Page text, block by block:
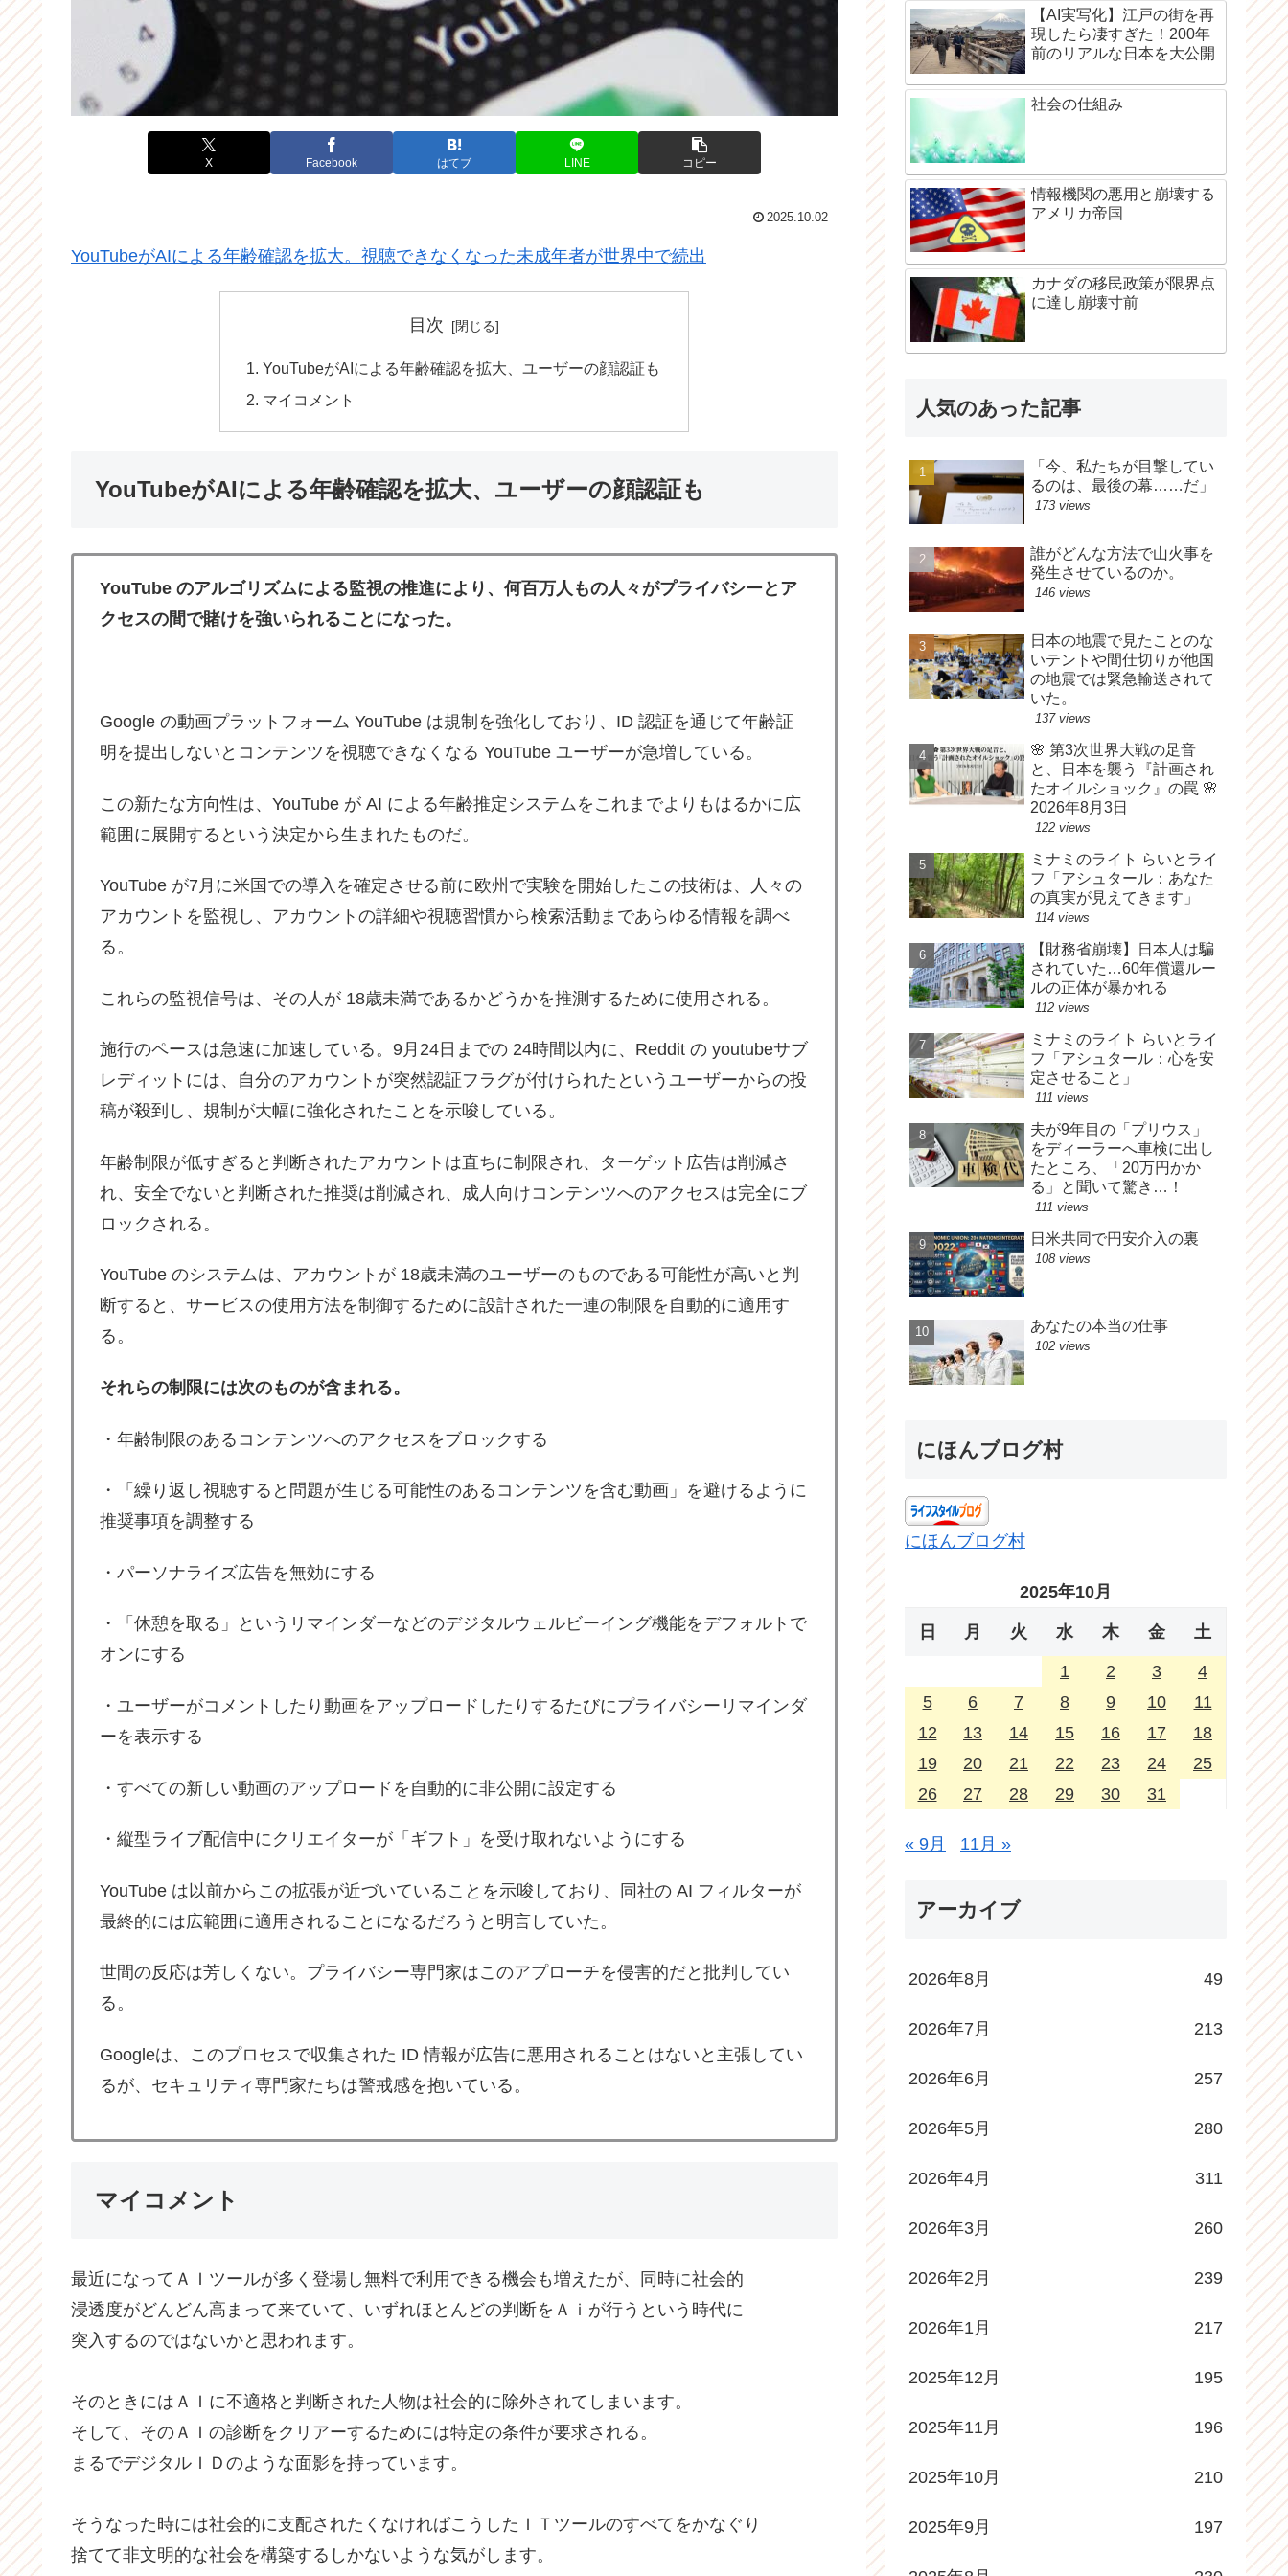
X Facebook はてブ LINE コピー
2025.10.02
YouTubeがAIによる年齢確認を拡大。視聴できなくなった未成年者が世界中で続出
目次
YouTubeがAIによる年齢確認を拡大、ユーザーの顔認証も
マイコメント
YouTubeがAIによる年齢確認を拡大、ユーザーの顔認証も
YouTube のアルゴリズムによる監視の推進により、何百万人もの人々がプライバシーとア
クセスの間で賭けを強いられることになった。
Google の動画プラットフォーム YouTube は規制を強化しており、ID 認証を通じて年齢証
明を提出しないとコンテンツを視聴できなくなる YouTube ユーザーが急増している。
この新たな方向性は、YouTube が AI による年齢推定システムをこれまでよりもはるかに広
範囲に展開するという決定から生まれたものだ。
YouTube が7月に米国での導入を確定させる前に欧州で実験を開始したこの技術は、人々の
アカウントを監視し、アカウントの詳細や視聴習慣から検索活動まであらゆる情報を調べ
る。
これらの監視信号は、その人が 18歳未満であるかどうかを推測するために使用される。
施行のペースは急速に加速している。9月24日までの 24時間以内に、Reddit の youtubeサブ
レディットには、自分のアカウントが突然認証フラグが付けられたというユーザーからの投
稿が殺到し、規制が大幅に強化されたことを示唆している。
年齢制限が低すぎると判断されたアカウントは直ちに制限され、ターゲット広告は削減さ
れ、安全でないと判断された推奨は削減され、成人向けコンテンツへのアクセスは完全にブ
ロックされる。
YouTube のシステムは、アカウントが 18歳未満のユーザーのものである可能性が高いと判
断すると、サービスの使用方法を制御するために設計された一連の制限を自動的に適用す
る。
それらの制限には次のものが含まれる。
・年齢制限のあるコンテンツへのアクセスをブロックする
・「繰り返し視聴すると問題が生じる可能性のあるコンテンツを含む動画」を避けるように
推奨事項を調整する
・パーソナライズ広告を無効にする
・「休憩を取る」というリマインダーなどのデジタルウェルビーイング機能をデフォルトで
オンにする
・ユーザーがコメントしたり動画をアップロードしたりするたびにプライバシーリマインダ
ーを表示する
・すべての新しい動画のアップロードを自動的に非公開に設定する
・縦型ライブ配信中にクリエイターが「ギフト」を受け取れないようにする
YouTube は以前からこの拡張が近づいていることを示唆しており、同社の AI フィルターが
最終的には広範囲に適用されることになるだろうと明言していた。
世間の反応は芳しくない。プライバシー専門家はこのアプローチを侵害的だと批判してい
る。
Googleは、このプロセスで収集された ID 情報が広告に悪用されることはないと主張してい
るが、セキュリティ専門家たちは警戒感を抱いている。
マイコメント
最近になってＡＩツールが多く登場し無料で利用できる機会も増えたが、同時に社会的
浸透度がどんどん高まって来ていて、いずれほとんどの判断をＡｉが行うという時代に
突入するのではないかと思われます。
そのときにはＡＩに不適格と判断された人物は社会的に除外されてしまいます。
そして、そのＡＩの診断をクリアーするためには特定の条件が要求される。
まるでデジタルＩＤのような面影を持っています。
そうなった時には社会的に支配されたくなければこうしたＩＴツールのすべてをかなぐり
捨てて非文明的な社会を構築するしかないような気がします。
【AI実写化】江戸の街を再
現したら凄すぎた！200年
前のリアルな日本を大公開
社会の仕組み
情報機関の悪用と崩壊する
アメリカ帝国
カナダの移民政策が限界点
に達し崩壊寸前
人気のあった記事
「今、私たちが目撃してい
るのは、最後の幕……だ」
173 views
誰がどんな方法で山火事を
発生させているのか。
146 views
日本の地震で見たことのな
いテントや間仕切りが他国
の地震では緊急輸送されて
いた。
137 views
🌸 第3次世界大戦の足音
と、日本を襲う『計画され
たオイルショック』の罠 🌸
2026年8月3日
122 views
ミナミのライト らいとライ
フ「アシュタール：あなた
の真実が見えてきます」
114 views
【財務省崩壊】日本人は騙
されていた…60年償還ルー
ルの正体が暴かれる
112 views
ミナミのライト らいとライ
フ「アシュタール：心を安
定させること」
111 views
夫が9年目の「プリウス」
をディーラーへ車検に出し
たところ、「20万円かか
る」と聞いて驚き…！
111 views
日米共同で円安介入の裏
108 views
あなたの本当の仕事
102 views
にほんブログ村
にほんブログ村
2025年10月
日 月 火 水 木 金 土
1 2 3
4
5
6 7 8 9 10
11
12
13 14 15 16 17
18
19
20 21 22 23 24
25
26
27 28 29 30 31
« 9月 11月 »
アーカイブ
2026年8月 49
2026年7月 213
2026年6月 257
2026年5月 280
2026年4月 311
2026年3月 260
2026年2月 239
2026年1月 217
2025年12月 195
2025年11月 196
2025年10月 210
2025年9月 197